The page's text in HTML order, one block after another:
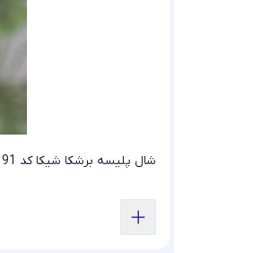
شال پلیسه برشکا شیکا کد 1020191